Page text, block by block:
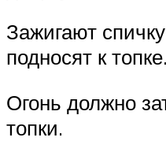
Зажигают
подносят к топке.
Огонь должно
топки.